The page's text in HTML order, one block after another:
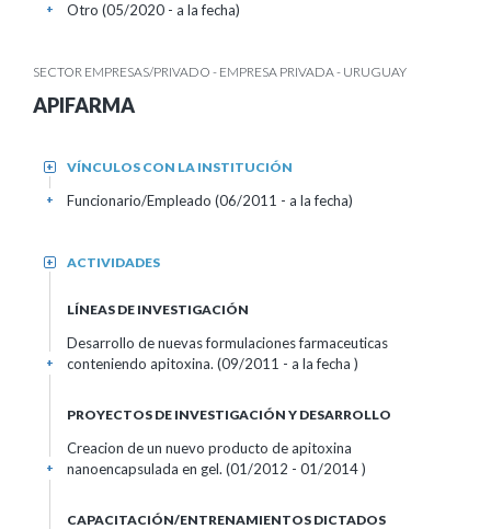
Otro (05/2020 - a la fecha)
+
SECTOR EMPRESAS/PRIVADO - EMPRESA PRIVADA - URUGUAY
APIFARMA
VÍNCULOS CON LA INSTITUCIÓN
+
Funcionario/Empleado (06/2011 - a la fecha)
+
ACTIVIDADES
+
LÍNEAS DE INVESTIGACIÓN
Desarrollo de nuevas formulaciones farmaceuticas
conteniendo apitoxina. (09/2011 - a la fecha )
+
PROYECTOS DE INVESTIGACIÓN Y DESARROLLO
Creacion de un nuevo producto de apitoxina
nanoencapsulada en gel. (01/2012 - 01/2014 )
+
CAPACITACIÓN/ENTRENAMIENTOS DICTADOS